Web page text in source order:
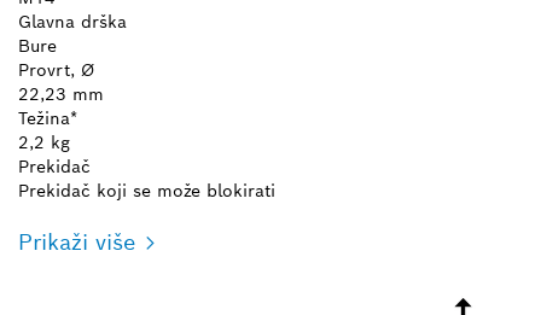
Glavna drška
Bure
Provrt, Ø
22,23 mm
Težina*
2,2 kg
Prekidač
Prekidač koji se može blokirati
Prikaži više